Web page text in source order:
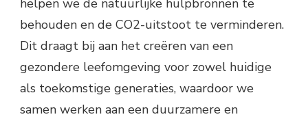
helpen we de natuurlijke hulpbronnen te
behouden en de CO2-uitstoot te verminderen.
Dit draagt bij aan het creëren van een
gezondere leefomgeving voor zowel huidige
als toekomstige generaties, waardoor we
samen werken aan een duurzamere en